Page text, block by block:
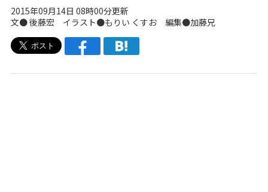
2015年09月14日 08時00分更新
文● 後藤宏 イラスト●もりい くすお 編集●加藤兄